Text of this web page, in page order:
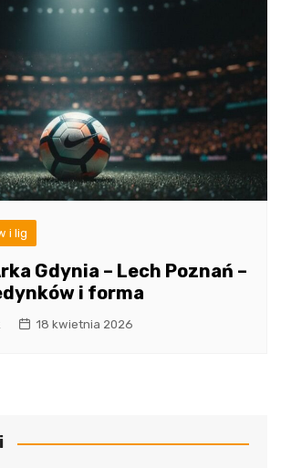
i lig
Gdynia – Lech Poznań –
i forma
18 kwietnia 2026